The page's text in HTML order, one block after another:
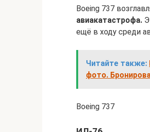
Boeing 737
авиакатастрофа.
ещё в ходу среди
Читайте также:
фото.
Boeing 737